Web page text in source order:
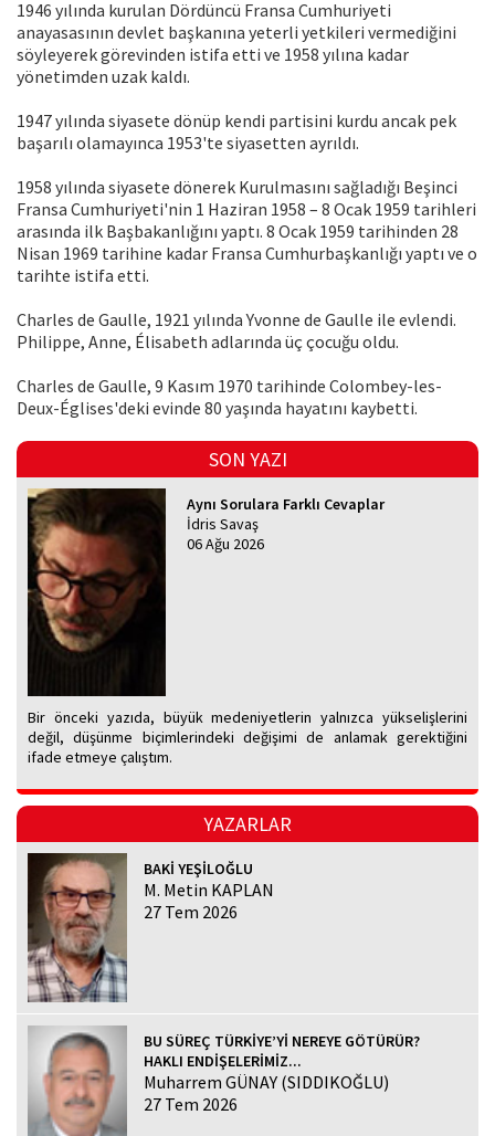
1946 yılında kurulan Dördüncü Fransa Cumhuriyeti
anayasasının devlet başkanına yeterli yetkileri vermediğini
söyleyerek görevinden istifa etti ve 1958 yılına kadar
yönetimden uzak kaldı.
1947 yılında siyasete dönüp kendi partisini kurdu ancak pek
başarılı olamayınca 1953'te siyasetten ayrıldı.
1958 yılında siyasete dönerek Kurulmasını sağladığı Beşinci
Fransa Cumhuriyeti'nin 1 Haziran 1958 – 8 Ocak 1959 tarihleri
arasında ilk Başbakanlığını yaptı. 8 Ocak 1959 tarihinden 28
Nisan 1969 tarihine kadar Fransa Cumhurbaşkanlığı yaptı ve o
tarihte istifa etti.
Charles de Gaulle, 1921 yılında Yvonne de Gaulle ile evlendi.
Philippe, Anne, Élisabeth adlarında üç çocuğu oldu.
Charles de Gaulle, 9 Kasım 1970 tarihinde Colombey-les-
Deux-Églises'deki evinde 80 yaşında hayatını kaybetti.
SON YAZI
Aynı Sorulara Farklı Cevaplar
İdris Savaş
06 Ağu 2026
Bir önceki yazıda, büyük medeniyetlerin yalnızca yükselişlerini
değil, düşünme biçimlerindeki değişimi de anlamak gerektiğini
ifade etmeye çalıştım.
YAZARLAR
BAKİ YEŞİLOĞLU
M. Metin KAPLAN
27 Tem 2026
BU SÜREÇ TÜRKİYE’Yİ NEREYE GÖTÜRÜR?
HAKLI ENDİŞELERİMİZ...
Muharrem GÜNAY (SIDDIKOĞLU)
27 Tem 2026